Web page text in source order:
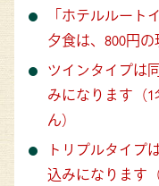
「ホテルルート
夕食は、800円
ツインタイプは
みになります（
ん）
トリプルタイプ
込みになります